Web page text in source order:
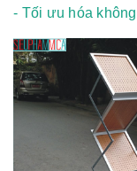
- Tối ưu hóa